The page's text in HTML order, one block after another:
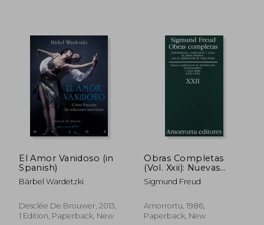
El Amor Vanidoso (in
Spanish)
Bärbel Wardetzki
Desclée De Brouwer, 2013,
1 Edition, Paperback, New
Obras Completas
(Vol. Xxii): Nuevas
Conferencias de
Introduccion al
Obras (1932-1936) (in
Spanish)
Sigmund Freud
Amorrortu, 1986,
Paperback, New